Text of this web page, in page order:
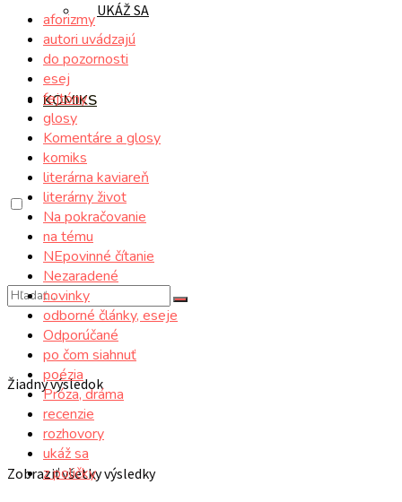
UKÁŽ SA
KOMIKS
Žiadny výsledok
Zobraziť všetky výsledky
aforizmy
autori uvádzajú
do pozornosti
esej
fejtóny
glosy
Komentáre a glosy
komiks
literárna kaviareň
literárny život
Na pokračovanie
na tému
NEpovinné čítanie
Nezaradené
novinky
odborné články, eseje
Odporúčané
po čom siahnuť
poézia
Próza, dráma
recenzie
rozhovory
ukáž sa
z poličky